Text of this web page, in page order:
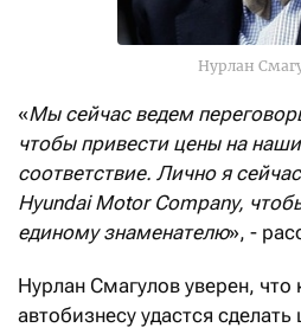
Нурлан
«Мы сейчас ведем
чтобы привести цены на
соответствие. Лично я
Hyundai Motor Company,
единому знаменателю», -
Нурлан Смагулов уверен, что
автобизнесу удастся